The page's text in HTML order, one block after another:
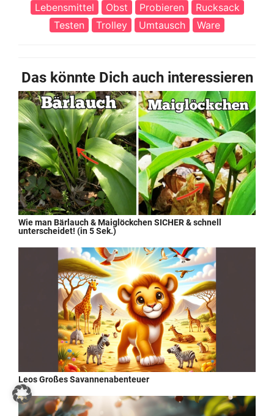
Lebensmittel
Obst Probieren
Rucksack
Testen
Trolley Umtausch Ware
Das könnte Dich auch interessieren
Wie man Bärlauch & Maiglöckchen SICHER & schnell
unterscheidet! (in 5 Sek.)
Leos Großes Savannenabenteuer